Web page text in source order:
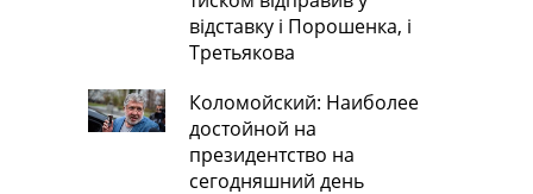
відставку і Порошенка, і
Третьякова
Коломойский: Наиболее
достойной на
президентство на
сегодняшний день